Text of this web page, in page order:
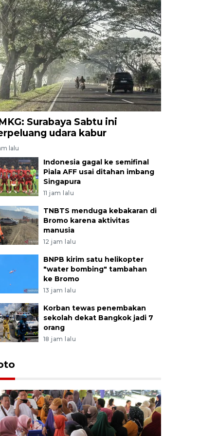
Surabaya Sabtu ini
udara kabur
lalu
Indonesia gagal ke semifinal
Piala AFF usai ditahan imbang
Singapura
11 jam lalu
TNBTS menduga kebakaran di
Bromo karena aktivitas
manusia
12 jam lalu
BNPB kirim satu helikopter
"water bombing" tambahan
ke Bromo
13 jam lalu
Korban tewas penembakan
sekolah dekat Bangkok jadi 7
orang
18 jam lalu